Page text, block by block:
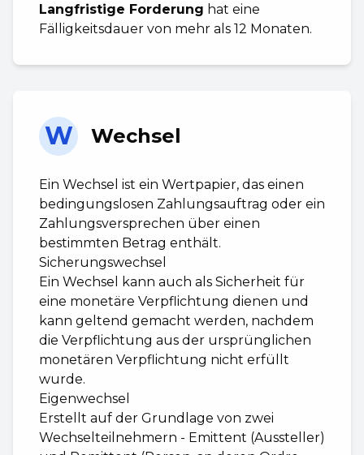
Langfristige Forderung hat eine
Fälligkeitsdauer von mehr als 12 Monaten.
W Wechsel
Ein Wechsel ist ein Wertpapier, das einen
bedingungslosen Zahlungsauftrag oder ein
Zahlungsversprechen über einen
bestimmten Betrag enthält.
Sicherungswechsel
Ein Wechsel kann auch als Sicherheit für
eine monetäre Verpflichtung dienen und
kann geltend gemacht werden, nachdem
die Verpflichtung aus der ursprünglichen
monetären Verpflichtung nicht erfüllt
wurde.
Eigenwechsel
Erstellt auf der Grundlage von zwei
Wechselteilnehmern - Emittent (Aussteller)